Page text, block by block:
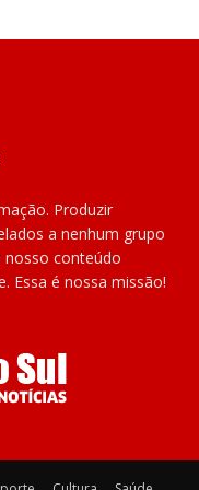
Produzir
a nenhum grupo
conteúdo
Essa é nossa missão!